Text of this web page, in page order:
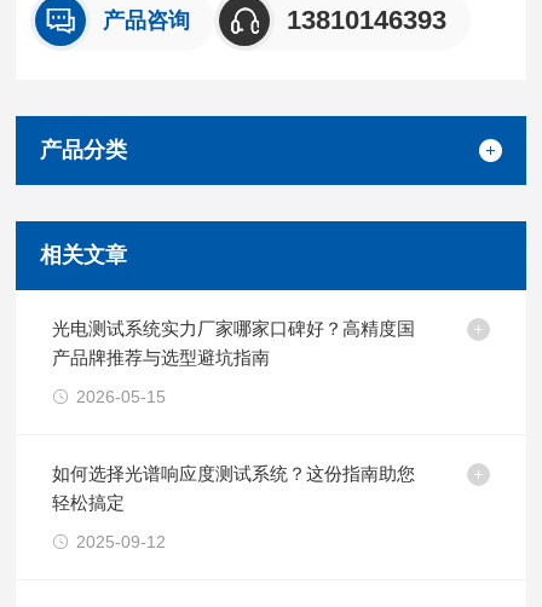
产品咨询 13810146393
产品分类
相关文章
光电测试系统实力厂家哪家口碑好？高精度国
产品牌推荐与选型避坑指南
2026-05-15
如何选择光谱响应度测试系统？这份指南助您
轻松搞定
2025-09-12